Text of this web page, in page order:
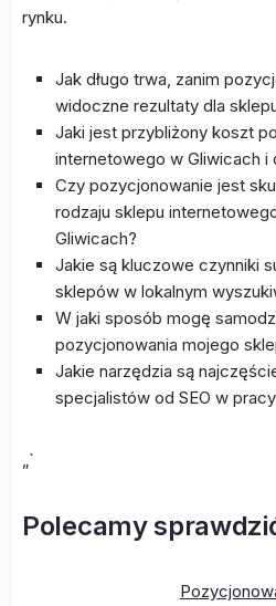
rynku.
Jak długo trwa, zanim
widoczne rezultaty dla
Jaki jest przybliżony koszt
internetowego w Gliwicach i
Czy pozycjonowanie jest
rodzaju sklepu
Gliwicach?
Jakie są kluczowe czynniki
sklepów w lokalnym
W jaki sposób mogę
pozycjonowania mojego
Jakie narzędzia są
specjalistów od SEO w
„`
Polecamy